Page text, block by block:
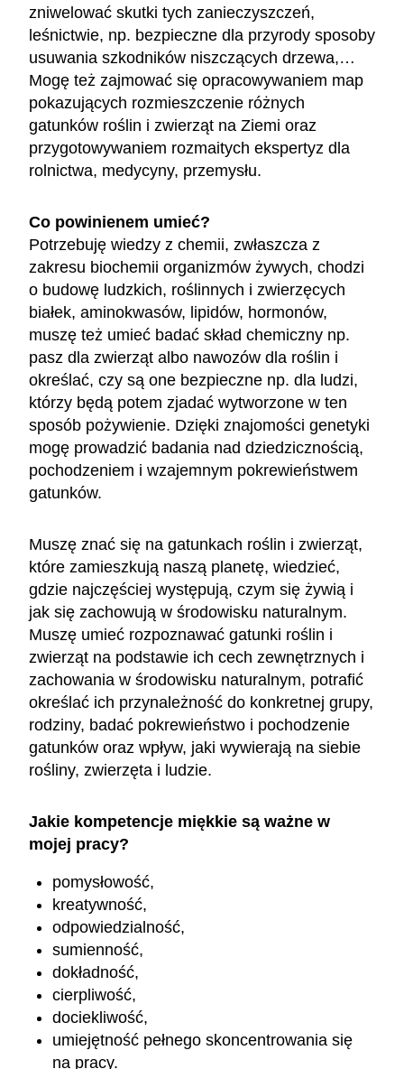
zniwelować skutki tych zanieczyszczeń,
leśnictwie, np. bezpieczne dla przyrody sposoby
usuwania szkodników niszczących drzewa,…
Mogę też zajmować się opracowywaniem map
pokazujących rozmieszczenie różnych
gatunków roślin i zwierząt na Ziemi oraz
przygotowywaniem rozmaitych ekspertyz dla
rolnictwa, medycyny, przemysłu.
Co powinienem umieć?
Potrzebuję wiedzy z chemii, zwłaszcza z
zakresu biochemii organizmów żywych, chodzi
o budowę ludzkich, roślinnych i zwierzęcych
białek, aminokwasów, lipidów, hormonów,
muszę też umieć badać skład chemiczny np.
pasz dla zwierząt albo nawozów dla roślin i
określać, czy są one bezpieczne np. dla ludzi,
którzy będą potem zjadać wytworzone w ten
sposób pożywienie. Dzięki znajomości genetyki
mogę prowadzić badania nad dziedzicznością,
pochodzeniem i wzajemnym pokrewieństwem
gatunków.
Muszę znać się na gatunkach roślin i zwierząt,
które zamieszkują naszą planetę, wiedzieć,
gdzie najczęściej występują, czym się żywią i
jak się zachowują w środowisku naturalnym.
Muszę umieć rozpoznawać gatunki roślin i
zwierząt na podstawie ich cech zewnętrznych i
zachowania w środowisku naturalnym, potrafić
określać ich przynależność do konkretnej grupy,
rodziny, badać pokrewieństwo i pochodzenie
gatunków oraz wpływ, jaki wywierają na siebie
rośliny, zwierzęta i ludzie.
Jakie kompetencje miękkie są ważne w
mojej pracy?
pomysłowość,
kreatywność,
odpowiedzialność,
sumienność,
dokładność,
cierpliwość,
dociekliwość,
umiejętność pełnego skoncentrowania się
na pracy.